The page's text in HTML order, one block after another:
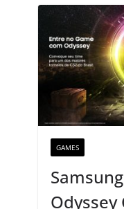
GAMES
Odyssey